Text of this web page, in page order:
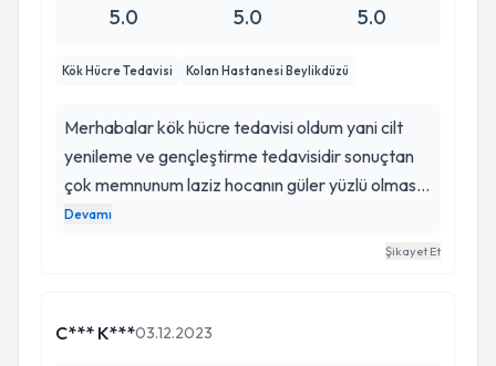
5.0 5.0 5.0
Kök Hücre Tedavisi Kolan Hastanesi Beylikdüzü
Merhabalar kök hücre tedavisi oldum yani cilt
yenileme ve gençleştirme tedavisidir sonuçtan
çok memnunum laziz hocanın güler yüzlü olması
tedavim bitene kadar benimle çok ilgilenmesi
teşekkür ederim sizlerede tavsiye ediyorum
Devamı
Şikayet Et
C*** K***03.12.2023